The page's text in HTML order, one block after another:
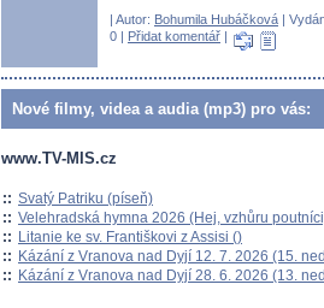
| Autor: Bohumila Hubáčková |
0 | Přidat komentář |
Nové filmy, videa a audia (mp3) pro vás:
www.TV-MIS.cz
:: Svatý Patriku (píseň)
:: Velehradská hymna 2026 (Hej, vzhůru
:: Litanie ke sv. Františkovi z Assisi ()
:: Kázání z Vranova nad Dyjí 12. 7. 2026 (15.
:: Kázání z Vranova nad Dyjí 28. 6. 2026 (13.